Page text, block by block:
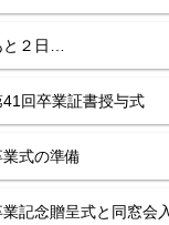
２日…
回卒業証書授与式
式の準備
記念贈呈式と同窓会